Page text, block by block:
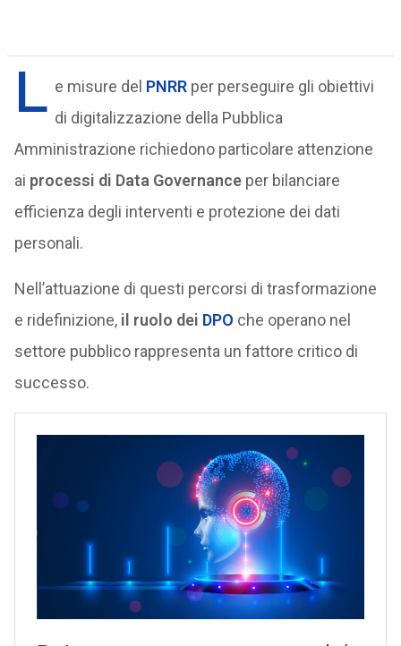
L e misure del PNRR per perseguire gli obiettivi
di digitalizzazione della Pubblica
Amministrazione richiedono particolare attenzione
ai processi di Data Governanceper bilanciare
efficienza degli interventi e protezione dei dati
personali.
Nell’attuazione di questi percorsi di trasformazione
e ridefinizione, il ruolo dei DPO che operano nel
settore pubblico rappresenta un fattore critico di
successo.